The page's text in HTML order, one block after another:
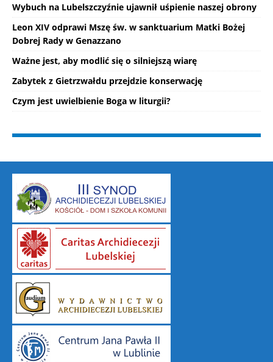
Wybuch na Lubelszczyźnie ujawnił uśpienie naszej obrony
Leon XIV odprawi Mszę św. w sanktuarium Matki Bożej
Dobrej Rady w Genazzano
Ważne jest, aby modlić się o silniejszą wiarę
Zabytek z Gietrzwałdu przejdzie konserwację
Czym jest uwielbienie Boga w liturgii?